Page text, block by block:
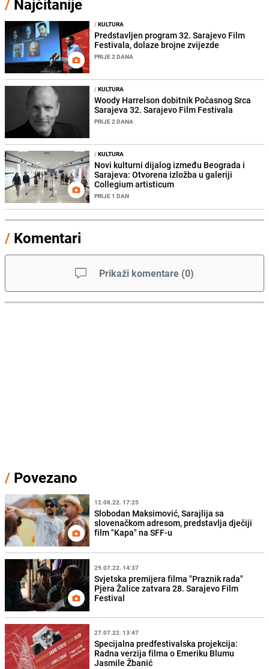
/ Najčitanije
/KULTURA
Predstavljen program 32. Sarajevo Film
Festivala, dolaze brojne zvijezde
PRIJE 2 DANA
/KULTURA
Woody Harrelson dobitnik Počasnog Srca
Sarajeva 32. Sarajevo Film Festivala
PRIJE 2 DANA
/KULTURA
Novi kulturni dijalog između Beograda i
Sarajeva: Otvorena izložba u galeriji
Collegium artisticum
PRIJE 1 DAN
/ Komentari
Prikaži komentare (0)
/ Povezano
12.08.22. 17:25
Slobodan Maksimović, Sarajlija sa
slovenačkom adresom, predstavlja dječiji
film "Kapa" na SFF-u
29.07.22. 14:37
Svjetska premijera filma "Praznik rada"
Pjera Žalice zatvara 28. Sarajevo Film
Festival
27.07.22. 13:47
Specijalna predfestivalska projekcija:
Radna verzija filma o Emeriku Blumu
Jasmile Žbanić